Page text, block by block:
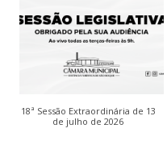
18ª Sessão Extraordinária de 13
de julho de 2026